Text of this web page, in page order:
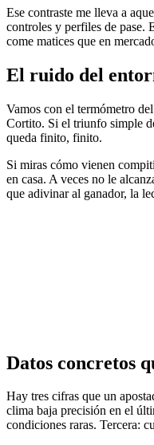
Ese contraste me lleva a
controles y perfiles de pase.
come matices que en
El ruido del
Vamos con el termómetro
Cortito. Si el triunfo simple
queda finito, finito.
Si miras cómo vienen
en casa. A veces no le
que adivinar al ganador, la
Datos concretos
Hay tres cifras que un
clima baja precisión en el
condiciones raras. Tercera: